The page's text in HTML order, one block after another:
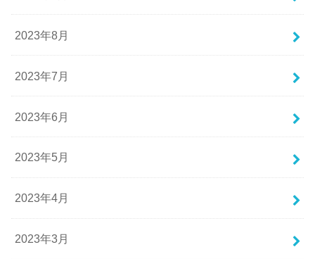
2023年8月
2023年7月
2023年6月
2023年5月
2023年4月
2023年3月